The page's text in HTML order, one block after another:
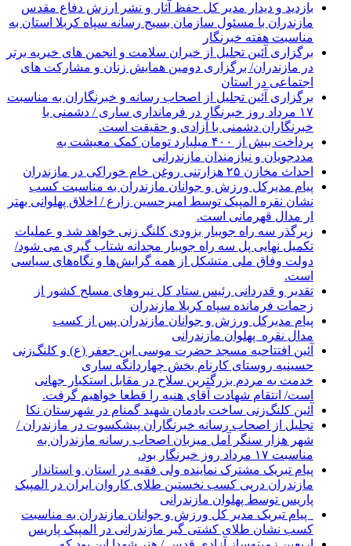
بازدید و دیدار مدیر کل حفظ آثار و نشر ارزش دفاع مقدس
مازندران با مسئول سازمان بسیج رسانه سپاه کربلا استان به
مناسبت هفته خبرنگار
برگزاری آئین تجلیل از خیران سلامت و انجمن های خیریه برتر
در مازندران/ برگزاری دومین همایش زنان و مشارکت های
اجتماعی در استان
برگزاری آئین تجلیل از اصحاب رسانه و خبرنگاران به مناسبت
۱۷ مرداد روز خبرنگار در فرمانداری ساری / دشمنی با
خبرنگاران دشمنی با آزادی و حقیقت است.
پرداخت بیش از ۴۰۰ میلیارد تومان کمک معیشت به
مددجویان و نیازمندان مازندرانی
احداث مخازن ۲۵ هزارتنی روغن خام خوراکی در مازندران
پیام مدیرکل ورزش و جوانان مازندران به مناسبت کسب
نشان نقره المپیک توسط امیرحسین زارع / اخلاق پهلوانی بهتر
ار مدال قهرمانی است.
زیرگذر سه راه جویبار بزودی کلنگ زنی خواهد شد و عملیات
تکمیل نهایی پل سه راه جویبار مجدانه شتاب گیری می شود/
دولت وفاق ملی متشکل از همه گرایش‌ها و نگاه‌های سیاسی
است.
تقدیر و قدردانی رئیس ستاد کل نیرو‌های مسلح کشور از
زحمات فرمانده سپاه کربلا مازندران
پیام مدیرکل ورزش و جوانان مازندران پس از کسب
مدال نقره پهلوان مازندرانی
آئین افتتاحیه مسجد حضرت موسی ابن جعفر (ع) و کلنگ‌زنی
حسینیه روستای کارنام بخش چهاردانگه ساری
خدمت به مردم بزرگترین سلاح در مقابل استکبار جهانی
است/ انتقام شهادت آقای هنیه را قطعا خواهیم گرفت.
آئین کلنگ‌زنی ساخت یادمان شهید گمنام در شهرستان نکا
تجلیل از اصحاب رسانه خبرنگاران پیشکسوت در مازندران /
شهر هزار سنگر آمل میزبان اصحاب رسانه مازندران به
مناسبت ۱۷ مرداد روز خبرنگار بود.
پیام تبریک مشترک نماینده ولی فقیه در استان و استاندار
مازندران درپی کسب نخستین طلای کاروان ایران در المپیک
پاریس توسط پهلوان مازندرانی
‍ ‍ پیام تبریک مدیر کل ورزش و جوانان مازندران به مناسبت
کسب نشان طلای کشتی گیر مازندرانی در المپیک پاریس